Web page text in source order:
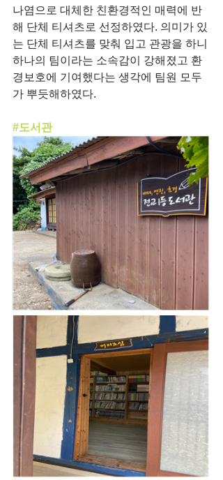
나염으로 대체한 친환경적인 매력에 반
해 단체 티셔츠로 선정하였다. 의미가 있
는 단체 티셔츠를 맞춰 입고 관광을 하니
하나의 팀이라는 소속감이 강해졌고 환
경보호에 기여했다는 생각에 팀원 모두
가 뿌듯해하였다.
#도서관